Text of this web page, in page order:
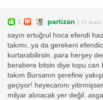
1 partizan | 15
sayın ertuğrul hoca efendi
takımı..ya da gerekeni
kurtarabilirsin..para herşey
berabere bitsin diye topu can
takım Bursanın şerefine
geçiyor! heyecanını
milyar alınacak yer